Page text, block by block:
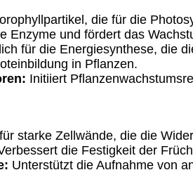
die für die
Enzyme und fördert das
für die Energiesynthese, die
in Pflanzen.
Initiiert
starke Zellwände, die die
die Festigkeit der
Unterstützt die Aufnahme von